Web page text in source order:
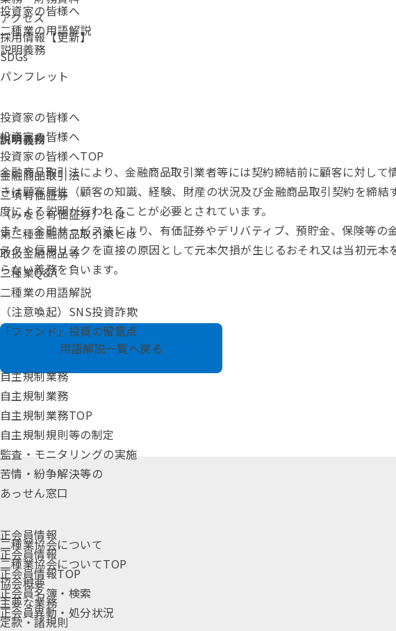
アクセス
採用情報【更新】
SDGs
パンフレット
投資家の皆様へ
投資家の皆様へ
投資家の皆様へTOP
金融商品取引法
二項有価証券
（みなし有価証券）とは
第二種金融商品取引業とは
取扱金融商品等
二種業Q&A
二種業の用語解説
（注意喚起）SNS投資詐欺
「ファンド」投資の留意点
自主規制業務
自主規制業務
自主規制業務TOP
自主規制規則等の制定
監査・モニタリングの実施
苦情・紛争解決等の
あっせん窓口
正会員情報
正会員情報
正会員情報TOP
正会員名簿・検索
正会員異動・処分状況
投資家の皆様へ
二種業の用語解説
説明義務
説明義務
金融商品取引法により、金融商品取引業者等には契約締結前に顧客に対し
きは顧客属性（顧客の知識、経験、財産の状況及び金融商品取引契約を締
度による説明が行われることが必要とされています。
また、金融サービス法により、有価証券やデリバティブ、預貯金、保険等
スクや信用リスクを直接の原因として元本欠損が生じるおそれ又は当初元
らない義務を負います。
用語解説一覧へ戻る
二種業協会について
二種業協会についてTOP
協会概要
主要な業務
定款・諸規則